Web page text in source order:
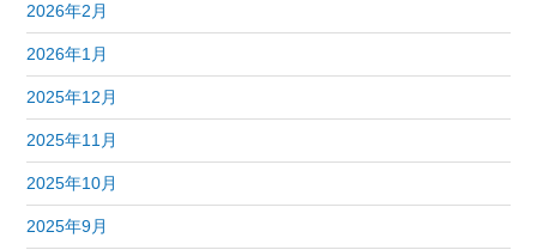
2026年2月
2026年1月
2025年12月
2025年11月
2025年10月
2025年9月